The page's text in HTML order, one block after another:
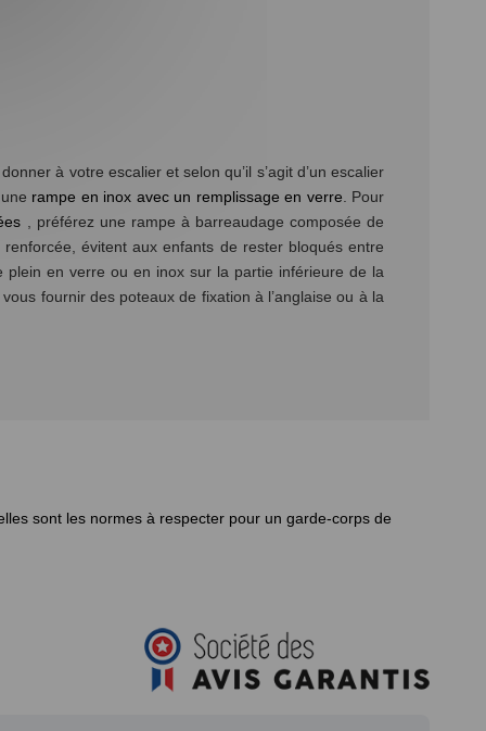
à votre escalier et selon qu’il s’agit d’un escalier
rampe en inox avec un remplissage en verre . Pour
, préférez une rampe à barreaudage composée de
évitent aux enfants de rester bloqués entre
en verre ou en inox sur la partie inférieure de la
fournir des poteaux de fixation à l’anglaise ou à la
sont les normes à respecter pour un garde-corps de